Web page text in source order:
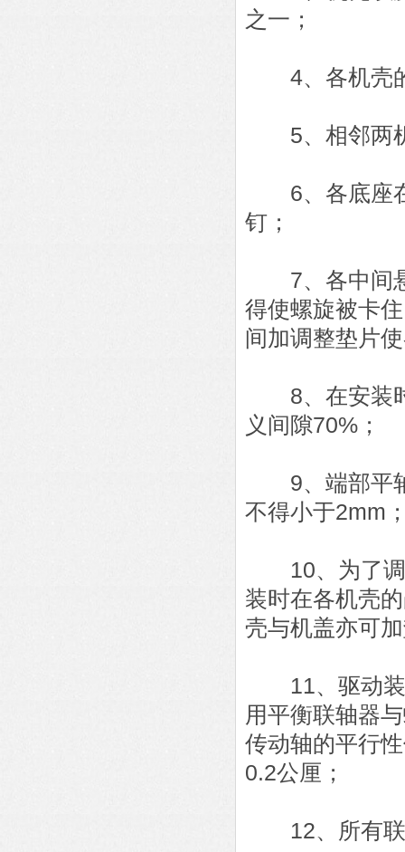
之一；
4、各机壳的
5、相邻两机
6、各底座在
钉；
7、各中间悬
得使螺旋被卡
间加调整垫片
8、在安装时
义间隙70%；
9、端部平轴
不得小于2mm
10、为了调
装时在各机壳
壳与机盖亦可
11、驱动装
用平衡联轴器
传动轴的平行
0.2公厘；
12、所有联